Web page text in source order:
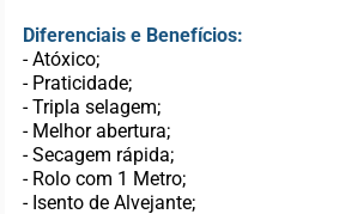
Diferenciais e Benefícios:
- Atóxico;
- Praticidade;
- Tripla selagem;
- Melhor abertura;
- Secagem rápida;
- Rolo com 1 Metro;
- Isento de Alvejante;